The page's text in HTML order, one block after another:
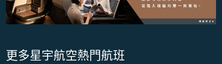
更多星宇航空熱門航班